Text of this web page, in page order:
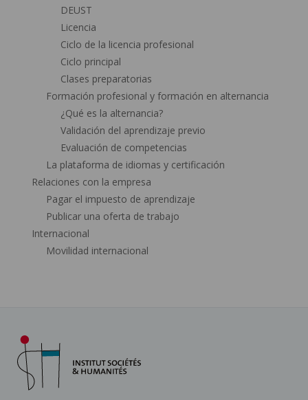
DEUST
Licencia
Ciclo de la licencia profesional
Ciclo principal
Clases preparatorias
Formación profesional y formación en alternancia
¿Qué es la alternancia?
Validación del aprendizaje previo
Evaluación de competencias
La plataforma de idiomas y certificación
Relaciones con la empresa
Pagar el impuesto de aprendizaje
Publicar una oferta de trabajo
Internacional
Movilidad internacional